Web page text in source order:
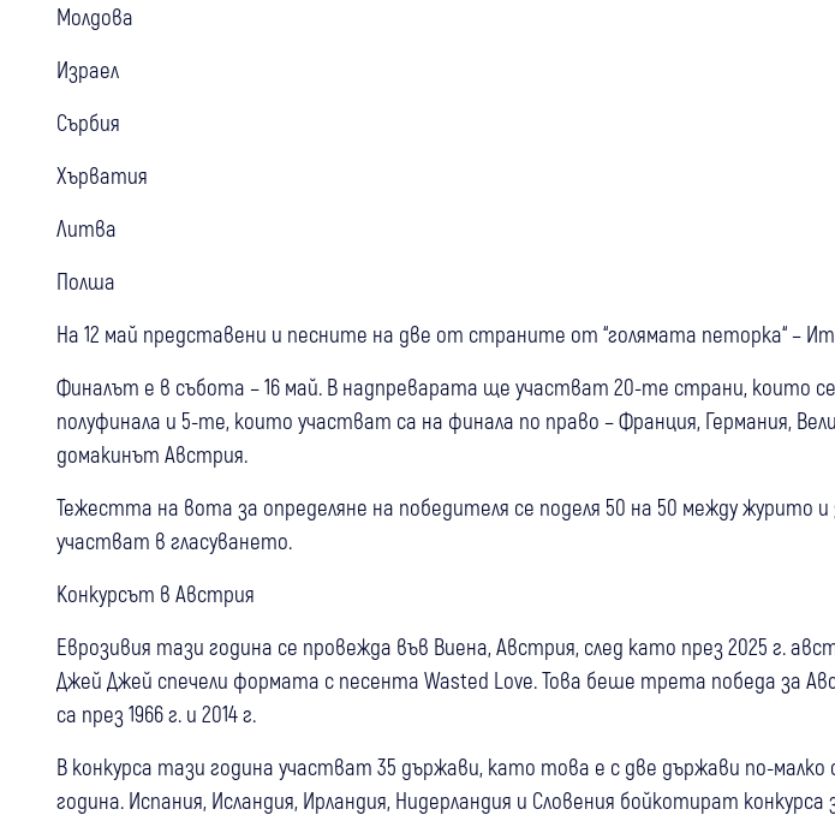
Молдова
Израел
Сърбия
Хърватия
Литва
Полша
На 12 май представени и песните на две от страните от “голямата петорка“ –
Финалът е в събота – 16 май. В надпреварата ще участват 20-те страни, които се
полуфинала и 5-те, които участват са на финала по право – Франция, Германия,
домакинът Австрия.
Тежестта на вота за определяне на победителя се поделя 50 на 50 между журито
участват в гласуването.
Конкурсът в Австрия
Еврозивия тази година се провежда във Виена, Австрия, след като през 2025 г.
Джей Джей спечели формата с песента Wasted Love. Това беше трета победа за
са през 1966 г. и 2014 г.
В конкурса тази година участват 35 държави, като това е с две държави по-
година. Испания, Исландия, Ирландия, Нидерландия и Словения бойкотират